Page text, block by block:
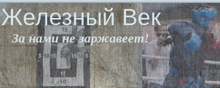
Железный Век
За нами не заржавеет!